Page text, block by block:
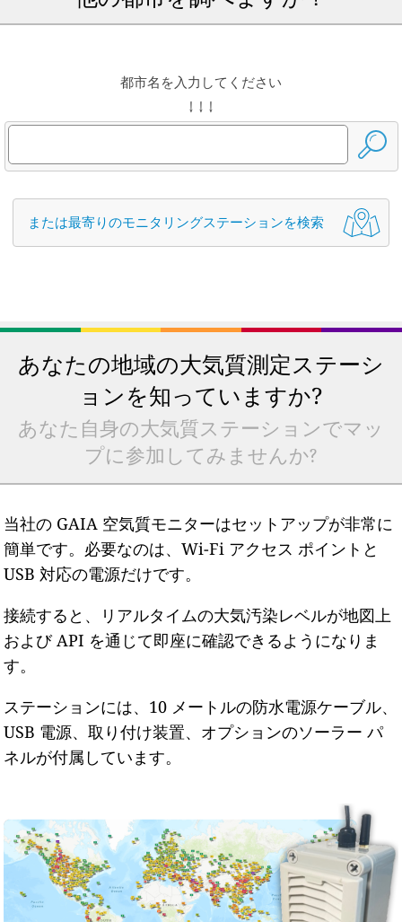
都市名を入力してください
↓ ↓ ↓
または最寄りのモニタリングステーションを検索
あなたの地域の大気質測定ステーシ
ョンを知っていますか?
あなた自身の大気質ステーションでマッ
プに参加してみませんか?
当社の GAIA 空気質モニターはセットアップが非常に
簡単です。必要なのは、Wi-Fi アクセス ポイントと
USB 対応の電源だけです。
接続すると、リアルタイムの大気汚染レベルが地図上
および API を通じて即座に確認できるようになりま
す。
ステーションには、10 メートルの防水電源ケーブル、
USB 電源、取り付け装置、オプションのソーラー パ
ネルが付属しています。